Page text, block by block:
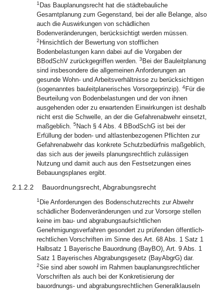
1 Das Bauplanungsrecht hat die städtebauliche
Gesamtplanung zum Gegenstand, bei der alle Belange, also
auch die Auswirkungen von schädlichen
Bodenveränderungen, berücksichtigt werden müssen.
2 Hinsichtlich der Bewertung von stofflichen
Bodenbelastungen kann dabei auf die Vorgaben der
BBodSchV zurückgegriffen werden. 3 Bei der Bauleitplanung
sind insbesondere die allgemeinen Anforderungen an
gesunde Wohn- und Arbeitsverhältnisse zu berücksichtigen
(sogenanntes bauleitplanerisches Vorsorgeprinzip). 4Für die
Beurteilung von Bodenbelastungen und der von ihnen
ausgehenden oder zu erwartenden Einwirkungen ist deshalb
nicht erst die Schwelle, an der die Gefahrenabwehr einsetzt,
maßgeblich. 5 Nach § 4 Abs. 4 BBodSchG ist bei der
Erfüllung der boden- und altlastenbezogenen Pflichten zur
Gefahrenabwehr das konkrete Schutzbedürfnis maßgeblich,
das sich aus der jeweils planungsrechtlich zulässigen
Nutzung und damit auch aus den Festsetzungen eines
Bebauungsplanes ergibt.
2.1.2.2 Bauordnungsrecht, Abgrabungsrecht
1 Die Anforderungen des Bodenschutzrechts zur Abwehr
schädlicher Bodenveränderungen und zur Vorsorge stellen
keine im bau- und abgrabungsaufsichtlichen
Genehmigungsverfahren gesondert zu prüfenden öffentlich-
rechtlichen Vorschriften im Sinne des Art. 68 Abs. 1 Satz 1
Halbsatz 1 Bayerische Bauordnung (BayBO), Art. 9 Abs. 1
Satz 1 Bayerisches Abgrabungsgesetz (BayAbgrG) dar.
2Sie sind aber sowohl im Rahmen bauplanungsrechtlicher
Vorschriften als auch bei der Konkretisierung der
bauordnungs- und abgrabungsrechtlichen Generalklauseln